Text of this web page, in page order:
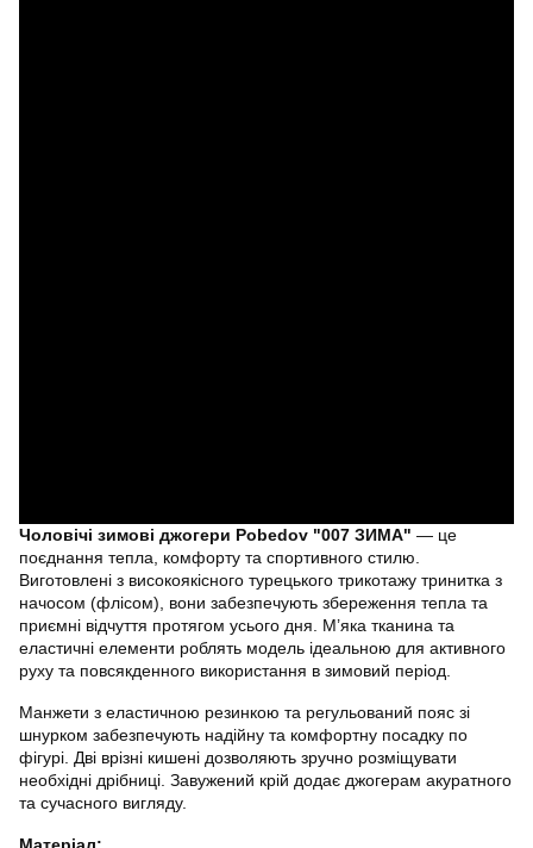
Чоловічі зимові джогери Pobedov "007 ЗИМА" — це
поєднання тепла, комфорту та спортивного стилю.
Виготовлені з високоякісного турецького трикотажу тринитка з
начосом (флісом), вони забезпечують збереження тепла та
приємні відчуття протягом усього дня. М’яка тканина та
еластичні елементи роблять модель ідеальною для активного
руху та повсякденного використання в зимовий період.
Манжети з еластичною резинкою та регульований пояс зі
шнурком забезпечують надійну та комфортну посадку по
фігурі. Дві врізні кишені дозволяють зручно розміщувати
необхідні дрібниці. Завужений крій додає джогерам акуратного
та сучасного вигляду.
Матеріал: